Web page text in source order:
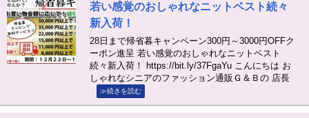
若い感覚のおしゃれなニットベスト続々
新入荷！
28日まで帰省暮キャンペーン300円～3000円OFFク
ーポン進呈 若い感覚のおしゃれなニットベスト
続々新入荷！ https://bit.ly/37FgaYu こんにちは お
しゃれなシニアのファッション通販Ｇ＆Ｂの 店長
≫続きを読む